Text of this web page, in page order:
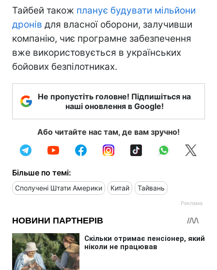
Тайбей також планує будувати мільйони
дронів для власної оборони, залучивши
компанію, чиє програмне забезпечення
вже використовується в українських
бойових безпілотниках.
Не пропустіть головне! Підпишіться на
наші оновлення в Google!
Або читайте нас там, де вам зручно!
Більше по темі:
Сполучені Штати Америки Китай Тайвань